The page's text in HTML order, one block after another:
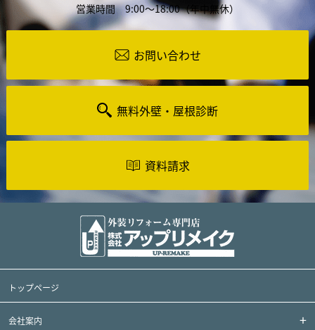
営業時間 9:00～18:00（年中無休）
お問い合わせ
無料外壁・屋根診断
資料請求
トップページ
会社案内